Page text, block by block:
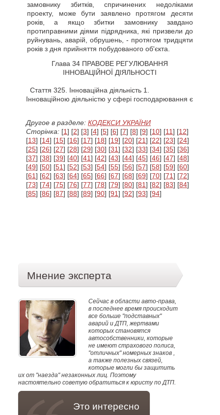
замовнику збитків, спричинених недоліками
проекту, може бути заявлено протягом десяти
років, а якщо збитки замовнику завдано
протиправними діями підрядника, які призвели до
руйнувань, аварій, обрушень, - протягом тридцяти
років з дня прийняття побудованого об'єкта.
Глава 34 ПРАВОВЕ РЕГУЛЮВАННЯ
ІННОВАЦІЙНОЇ ДІЯЛЬНОСТІ
Стаття 325. Інноваційна діяльність 1.
Інноваційною діяльністю у сфері господарювання є
Другое в разделе: КОДЕКСИ УКРАЇНИ
Сторінка: [1] [2] [3] [4] [5] [6] [7] [8] [9] [10] [11] [12]
[13] [14] [15] [16] [17] [18] [19] [20] [21] [22] [23] [24]
[25] [26] [27] [28] [29] [30] [31] [32] [33] [34] [35] [36]
[37] [38] [39] [40] [41] [42] [43] [44] [45] [46] [47] [48]
[49] [50] [51] [52] [53] [54] [55] [56] [57] [58] [59] [60]
[61] [62] [63] [64] [65] [66] [67] [68] [69] [70] [71] [72]
[73] [74] [75] [76] [77] [78] [79] [80] [81] [82] [83] [84]
[85] [86] [87] [88] [89] [90] [91] [92] [93] [94]
Мнение эксперта
Сейчас в области авто-права,
в последнее время происходит
все больше "подставных"
аварий и ДТП, жертвами
которых становятся
автособственники, которые
не имеют страхового полиса,
"отличных" номерных знаков ,
а также полезных связей,
которые могли бы защитить
их от "наезда" незаконных лиц. Поэтому
настоятельно советую обратиться к юристу по ДТП.
Это интересно